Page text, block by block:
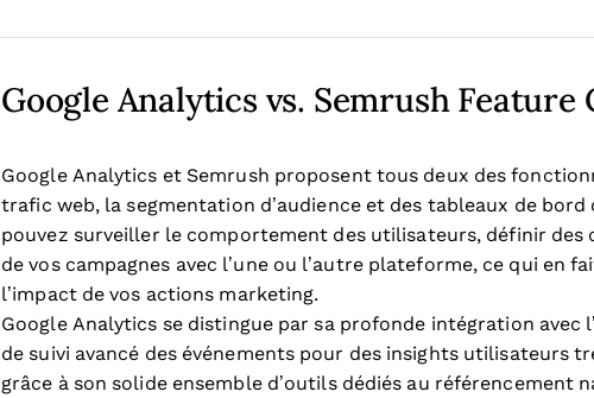
Google Analytics vs. Semrush Feature
Google Analytics et Semrush proposent tous deux des
trafic web, la segmentation d’audience et des tableaux de
pouvez surveiller le comportement des utilisateurs, définir
de vos campagnes avec l’une ou l’autre plateforme, ce qui en
l’impact de vos actions marketing.
Google Analytics se distingue par sa profonde intégration avec
de suivi avancé des événements pour des insights utilisateurs
grâce à son solide ensemble d’outils dédiés au référencement